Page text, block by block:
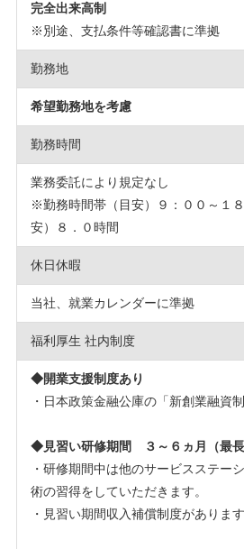
完全出来高制
※別途、支払条件等確認書に準拠
勤務地
希望勤務地を考慮
勤務時間
業務委託により規定なし
※勤務時間帯（目安）９：００～１
安）８．０時間
休日休暇
当社、就業カレンダーに準拠
福利厚生 社内制度
◆開業支援制度あり
・日本政策金融公庫の「新創業融資
◆見習い研修期間 ３～６ヵ月（最
・研修期間中は他のサービスステー
術の習得をしていただきます。
・見習い期間収入補償制度があります